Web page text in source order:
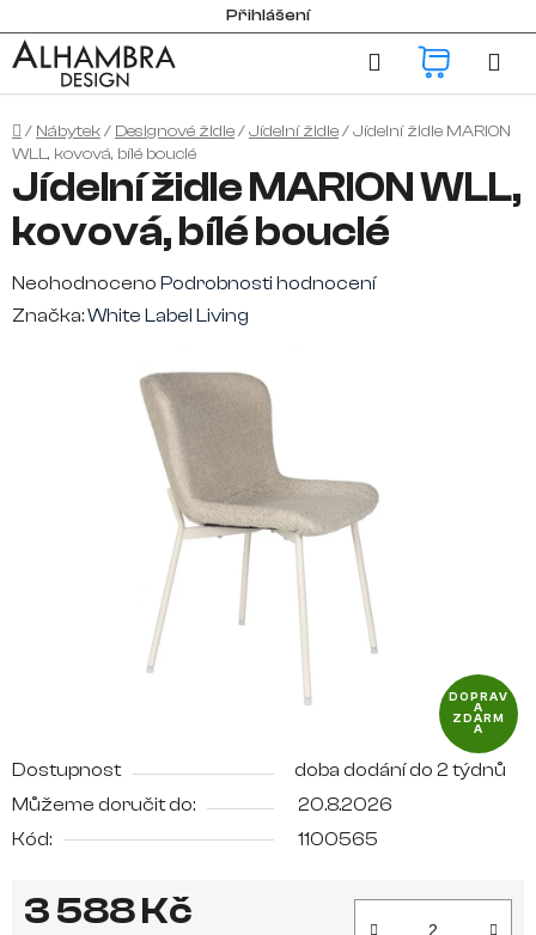
na
obsah
Přihlášení
Hledat
Domů
/ Nábytek/ Designové židle/Jídelní židle/Jídelní židle MARION
WLL, kovová, bílé bouclé
Dostupnost
doba dodání do 2 týdnů
Můžeme doručit do:
20.8.2026
Kód:
1100565
3 588 Kč
Jídelní židle MARION WLL,
kovová, bílé bouclé
Průměrné
hodnocení
Neohodnoceno Podrobnosti hodnocení
Značka:White Label Living
DOPRAV
A
ZDARM
A